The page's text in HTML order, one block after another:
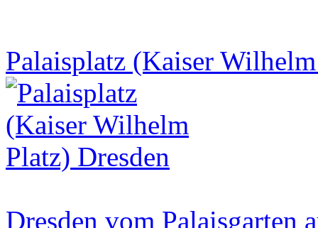
Palaisplatz (Kaiser
Dresden vom Palaisgarten